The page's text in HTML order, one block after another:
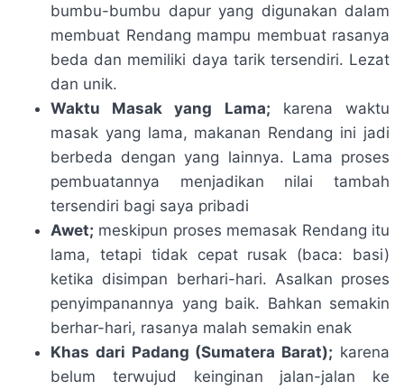
bumbu-bumbu dapur yang digunakan dalam
membuat Rendang mampu membuat rasanya
beda dan memiliki daya tarik tersendiri. Lezat
dan unik.
Waktu Masak yang Lama; karena waktu
masak yang lama, makanan Rendang ini jadi
berbeda dengan yang lainnya. Lama proses
pembuatannya menjadikan nilai tambah
tersendiri bagi saya pribadi
Awet; meskipun proses memasak Rendang itu
lama, tetapi tidak cepat rusak (baca: basi)
ketika disimpan berhari-hari. Asalkan proses
penyimpanannya yang baik. Bahkan semakin
berhar-hari, rasanya malah semakin enak
Khas dari Padang (Sumatera Barat); karena
belum terwujud keinginan jalan-jalan ke